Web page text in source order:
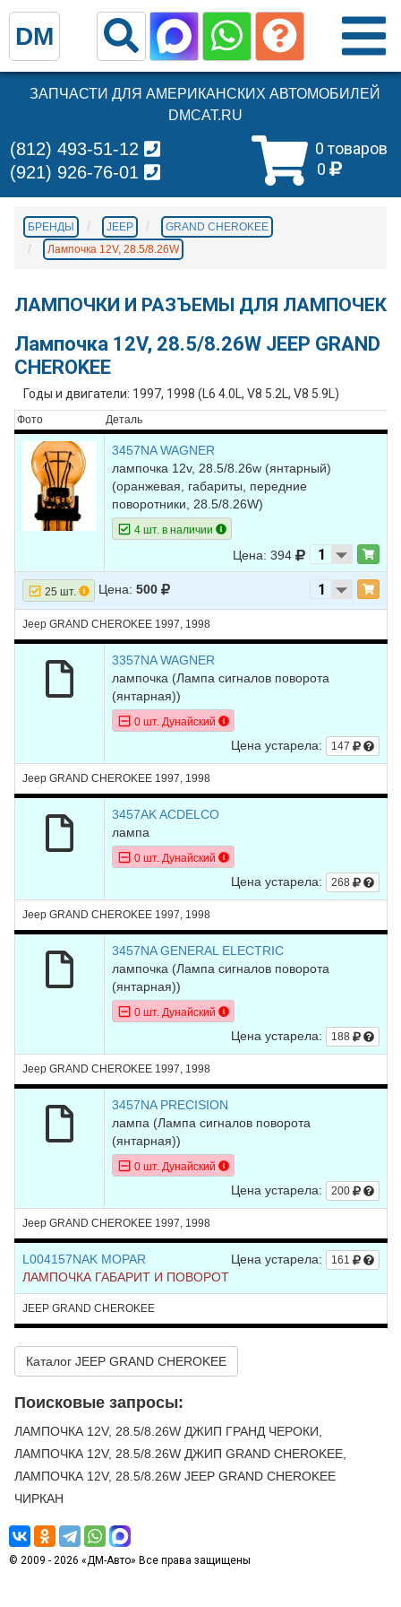
ЗАПЧАСТИ ДЛЯ АМЕРИКАНСКИХ АВТОМОБИЛЕЙ
DMCAT.RU
0 товаров
0
(812) 493-51-12
(921) 926-76-01
БРЕНДЫ JEEP
GRAND CHEROKEE
Лампочка 12V, 28.5/8.26W
ЛАМПОЧКИ И РАЗЪЕМЫ ДЛЯ ЛАМПОЧЕК
Лампочка 12V, 28.5/8.26W JEEP GRAND
CHEROKEE
Годы и двигатели: 1997, 1998 (L6 4.0L, V8 5.2L, V8 5.9L)
Фото Деталь
3457NA WAGNER
лампочка 12v, 28.5/8.26w (янтарный)
(оранжевая, габариты, передние
поворотники, 28.5/8.26W)
4 шт. в наличии
Цена: 394
25 шт. Цена: 500
Jeep GRAND CHEROKEE 1997, 1998
3357NA WAGNER
лампочка (Лампа сигналов поворота
(янтарная))
0 шт. Дунайский
Цена устарела: 147
Jeep GRAND CHEROKEE 1997, 1998
3457AK ACDELCO
лампа
0 шт. Дунайский
Цена устарела: 268
Jeep GRAND CHEROKEE 1997, 1998
3457NA GENERAL ELECTRIC
лампочка (Лампа сигналов поворота
(янтарная))
0 шт. Дунайский
Цена устарела: 188
Jeep GRAND CHEROKEE 1997, 1998
3457NA PRECISION
лампа (Лампа сигналов поворота
(янтарная))
0 шт. Дунайский
Цена устарела: 200
Jeep GRAND CHEROKEE 1997, 1998
Цена устарела: 161
L004157NAK MOPAR
ЛАМПОЧКА ГАБАРИТ И ПОВОРОТ
JEEP GRAND CHEROKEE
Каталог JEEP GRAND CHEROKEE
Поисковые запросы:
ЛАМПОЧКА 12V, 28.5/8.26W ДЖИП ГРАНД ЧЕРОКИ,
ЛАМПОЧКА 12V, 28.5/8.26W ДЖИП GRAND CHEROKEE,
ЛАМПОЧКА 12V, 28.5/8.26W JEEP GRAND CHEROKEE
ЧИРКАН
© 2009 - 2026 «ДМ-Авто» Все права защищены
DM